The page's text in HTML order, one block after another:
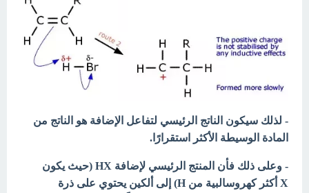
- لذلك سيكون الناتج الرئيسي لتفاعل الإضافة هو الناتج من
المادة الوسيطة الأكثر استقرارًا.
- وعلى ذلك فأن المنتج الرئيسي لإضافة HX (حيث يكون
X أكثر كهروسالبية من H) إلى ألكين يحتوي على ذرة